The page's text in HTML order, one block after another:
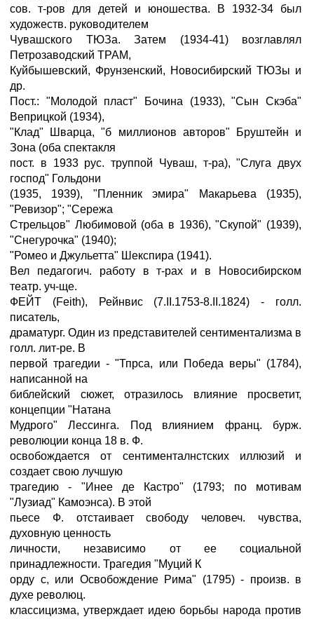
сов. т-ров для детей и юношества. В 1932-34 был
художеств. руководителем
Чувашского ТЮЗа. Затем (1934-41) возглавлял
Петрозаводский ТРАМ,
Куйбышевский, Фрунзенский, Новосибирский ТЮЗы и
др.
Пост.: "Молодой пласт" Бочина (1933), "Сын Скэба"
Веприцкой (1934),
"Клад" Шварца, "б миллионов авторов" Бруштейн и
Зона (оба спектакля
пост. в 1933 рус. труппой Чуваш, т-ра), "Слуга двух
господ" Гольдони
(1935, 1939), "Пленник эмира" Макарьева (1935),
"Ревизор"; "Сережа
Стрельцов" Любимовой (оба в 1936), "Скупой" (1939),
"Снегурочка" (1940);
"Ромео и Джульетта" Шекспира (1941).
Вел педагогич. работу в т-рах и в Новосибирском
театр. уч-ще.
ФЕЙТ (Feith), Рейнвис (7.II.1753-8.II.1824) - голл.
писатель,
драматург. Один из представителей сентиментализма в
голл. лит-ре. В
первой трагедии - "Тпрса, или Победа веры" (1784),
написанной на
библейский сюжет, отразилось влияние просветит,
концепции "Натана
Мудрого" Лессинга. Под влиянием франц. бурж.
революции конца 18 в. Ф.
освобождается от сентименталнстских иллюзий и
создает свою лучшую
трагедию - "Инее де Кастро" (1793; по мотивам
"Лузиад" Камоэнса). В этой
пьесе Ф. отстаивает свободу человеч. чувства,
духовную ценность
личности, независимо от ее социальной
принадлежности. Трагедия "Муций К
орду с, или Освобождение Рима" (1795) - произв. в
духе революц.
классицизма, утверждает идею борьбы народа против